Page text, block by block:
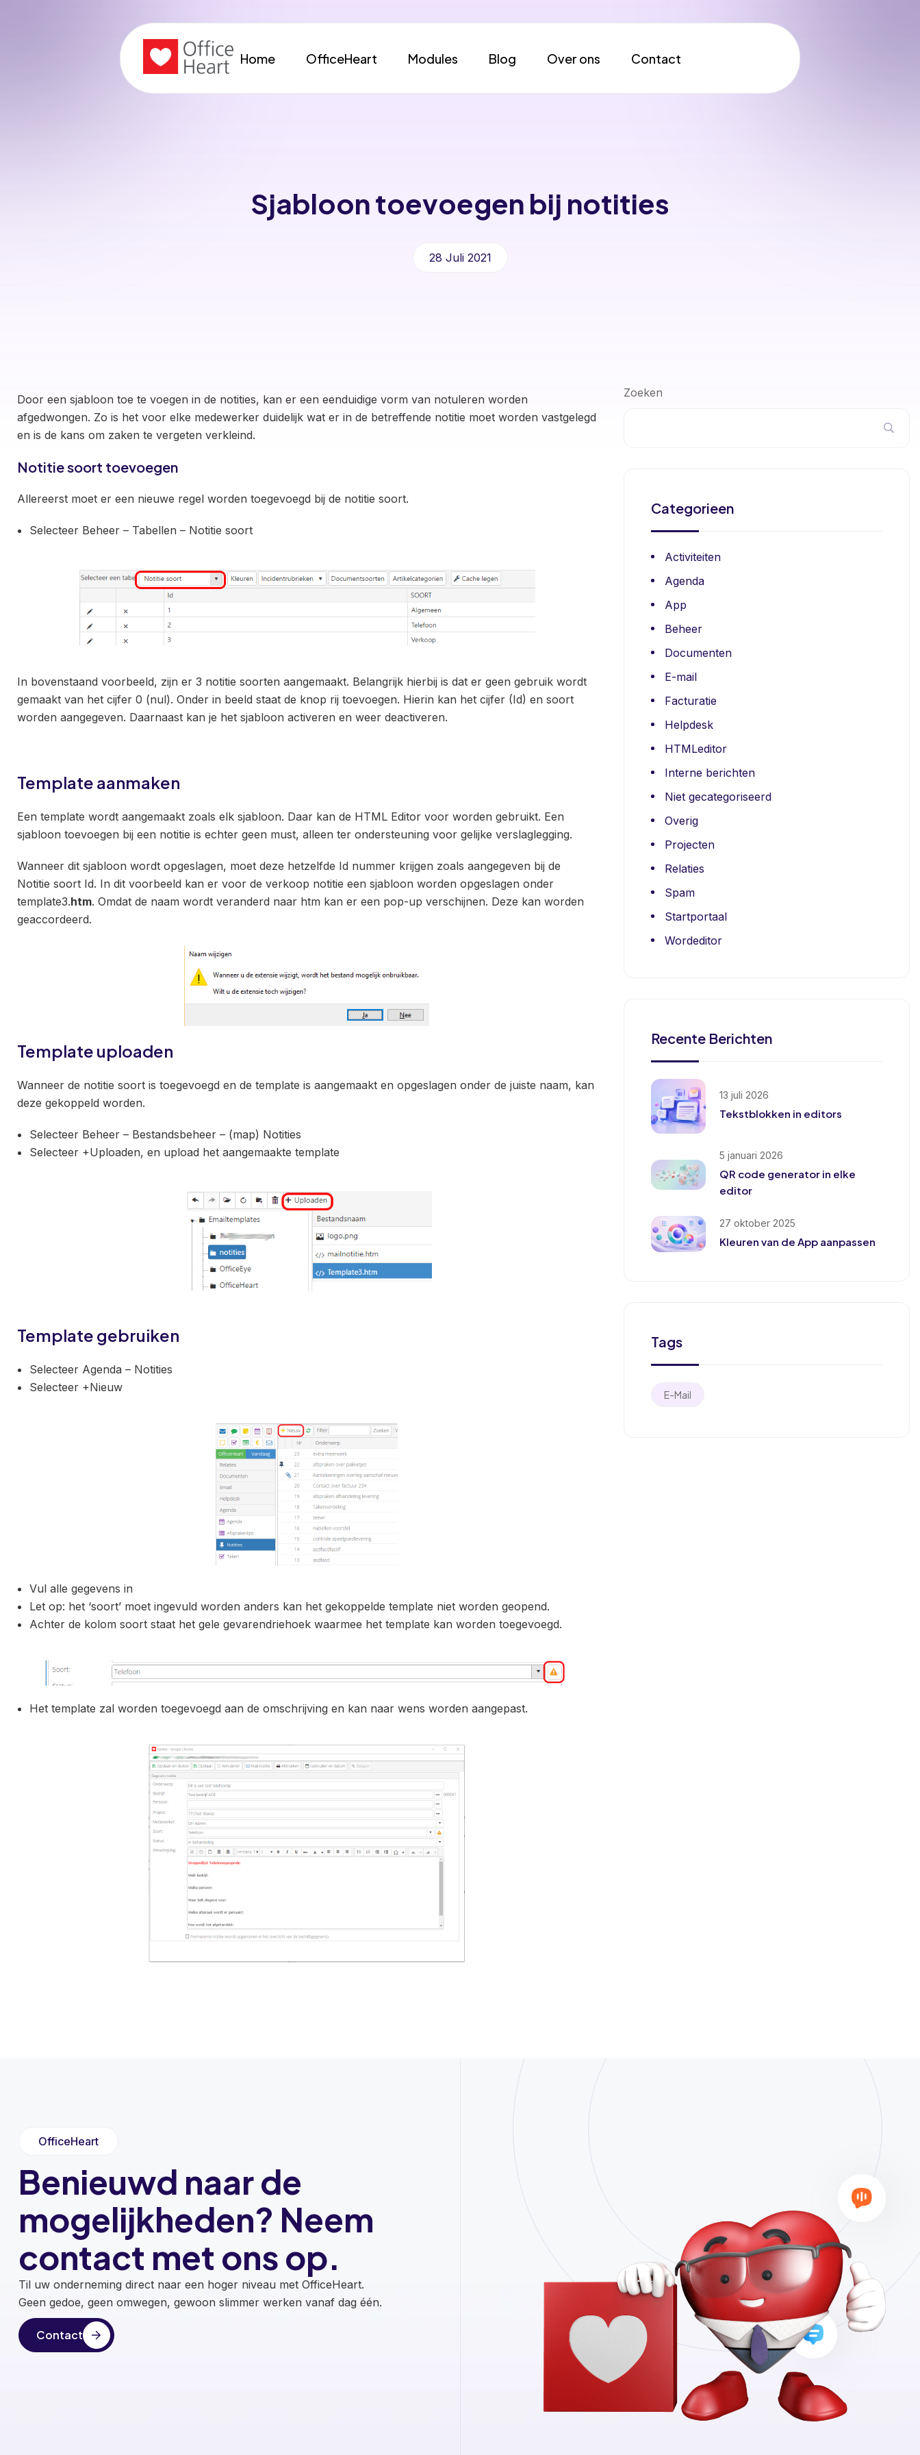
Home OfficeHeart Modules Blog Over ons Contact
Sjabloon toevoegen bij notities
28 Juli 2021
Door een sjabloon toe te voegen in de notities, kan er een eenduidige vorm van notuleren worden
afgedwongen. Zo is het voor elke medewerker duidelijk wat er in de betreffende notitie moet worden vastgelegd
en is de kans om zaken te vergeten verkleind.
Notitie soort toevoegen
Allereerst moet er een nieuwe regel worden toegevoegd bij de notitie soort.
Selecteer Beheer – Tabellen – Notitie soort
In bovenstaand voorbeeld, zijn er 3 notitie soorten aangemaakt. Belangrijk hierbij is dat er geen gebruik wordt
gemaakt van het cijfer 0 (nul). Onder in beeld staat de knop rij toevoegen. Hierin kan het cijfer (Id) en soort
worden aangegeven. Daarnaast kan je het sjabloon activeren en weer deactiveren.
Template aanmaken
Een template wordt aangemaakt zoals elk sjabloon. Daar kan de HTML Editor voor worden gebruikt. Een
sjabloon toevoegen bij een notitie is echter geen must, alleen ter ondersteuning voor gelijke verslaglegging.
Wanneer dit sjabloon wordt opgeslagen, moet deze hetzelfde Id nummer krijgen zoals aangegeven bij de
Notitie soort Id. In dit voorbeeld kan er voor de verkoop notitie een sjabloon worden opgeslagen onder
template3.htm. Omdat de naam wordt veranderd naar htm kan er een pop-up verschijnen. Deze kan worden
geaccordeerd.
Template uploaden
Wanneer de notitie soort is toegevoegd en de template is aangemaakt en opgeslagen onder de juiste naam, kan
deze gekoppeld worden.
Selecteer Beheer – Bestandsbeheer – (map) Notities
Selecteer +Uploaden, en upload het aangemaakte template
Template gebruiken
Selecteer Agenda – Notities
Selecteer +Nieuw
Vul alle gegevens in
Let op: het ‘soort’ moet ingevuld worden anders kan het gekoppelde template niet worden geopend.
Achter de kolom soort staat het gele gevarendriehoek waarmee het template kan worden toegevoegd.
Het template zal worden toegevoegd aan de omschrijving en kan naar wens worden aangepast.
Zoeken
Categorieen
Activiteiten
Agenda
App
Beheer
Documenten
E-mail
Facturatie
Helpdesk
HTMLeditor
Interne berichten
Niet gecategoriseerd
Overig
Projecten
Relaties
Spam
Startportaal
Wordeditor
Recente Berichten
13 juli 2026
Tekstblokken in editors
5 januari 2026
QR code generator in elke
editor
27 oktober 2025
Kleuren van de App aanpassen
Tags
E-Mail
OfficeHeart
Benieuwd naar de
mogelijkheden? Neem
contact met ons op.
Til uw onderneming direct naar een hoger niveau met OfficeHeart.
Geen gedoe, geen omwegen, gewoon slimmer werken vanaf dag één.
Contact